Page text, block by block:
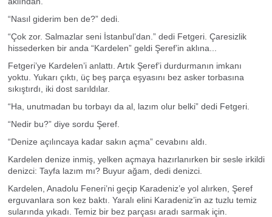
“Nasıl giderim ben de?” dedi.
“Çok zor. Salmazlar seni İstanbul’dan.” dedi Fetgeri. Çaresizlik
hissederken bir anda “Kardelen” geldi Şeref’in aklına...
Fetgeri’ye Kardelen’i anlattı. Artık Şeref’i durdurmanın imkanı
yoktu. Yukarı çıktı, üç beş parça eşyasını bez asker torbasına
sıkıştırdı, iki dost sarıldılar.
“Ha, unutmadan bu torbayı da al, lazım olur belki” dedi Fetgeri.
“Nedir bu?” diye sordu Şeref.
“Denize açılıncaya kadar sakın açma” cevabını aldı.
Kardelen denize inmiş, yelken açmaya hazırlanırken bir sesle irkildi
denizci: Tayfa lazım mı? Buyur ağam, dedi denizci.
Kardelen, Anadolu Feneri’ni geçip Karadeniz’e yol alırken, Şeref
erguvanlara son kez baktı. Yaralı elini Karadeniz’in az tuzlu temiz
sularında yıkadı. Temiz bir bez parçası aradı sarmak için.